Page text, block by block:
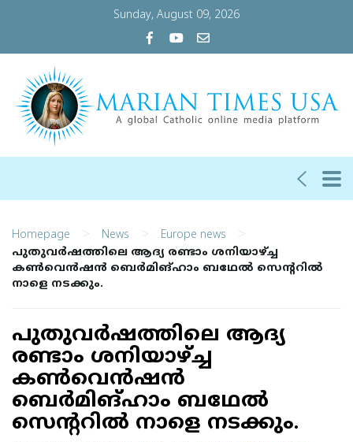
Sunday, August 09, 2026
Homepage > News > Europe news >
പുതുവർഷത്തിലെ ആദ്യ രണ്ടാം ശനിയാഴ്ച്ച
കൺവെൻഷൻ ബെർമിങ്ഹാം ബഥേൽ സെന്ററിൽ
നാളെ നടക്കും.
പുതുവർഷത്തിലെ ആദ്യ
രണ്ടാം ശനിയാഴ്ച്ച
കൺവെൻഷൻ
ബെർമിങ്ഹാം ബഥേൽ
സെന്ററിൽ നാളെ നടക്കും.